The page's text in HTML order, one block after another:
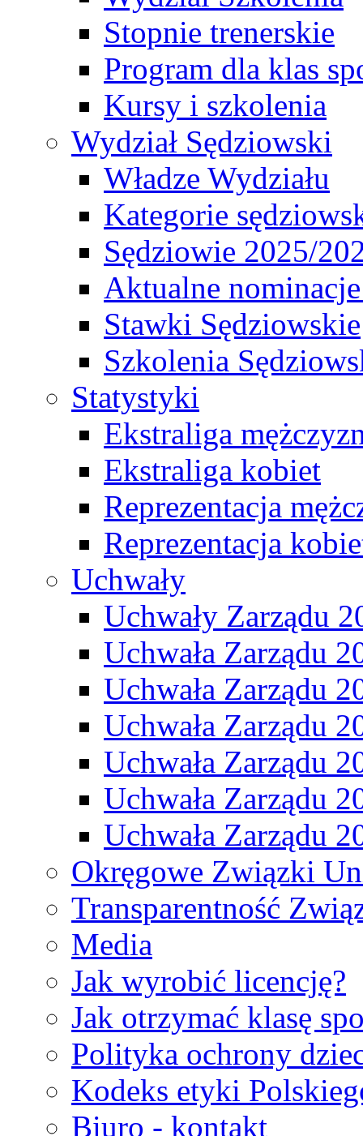
Stopnie trenerskie
Program dla klas
Kursy i szkolenia
Wydział Sędziowski
Władze Wydziału
Kategorie
Sędziowie 2025/
Aktualne
Stawki Sędziowskie
Szkolenia
Statystyki
Ekstraliga
Ekstraliga kobiet
Reprezentacja
Reprezentacja
Uchwały
Uchwały Zarządu
Uchwała Zarządu
Uchwała Zarządu
Uchwała Zarządu
Uchwała Zarządu
Uchwała Zarządu
Uchwała Zarządu
Okręgowe Związki
Transparentność
Media
Jak wyrobić licencję?
Jak otrzymać klasę
Polityka ochrony
Kodeks etyki
Biuro - kontakt